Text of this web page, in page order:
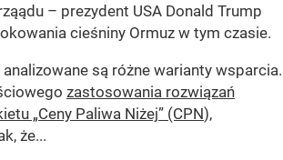
– prezydent USA Donald Trump
cieśniny Ormuz w tym czasie.
analizowane są różne warianty wsparcia.
zastosowania rozwiązań
„Ceny Paliwa Niżej” (CPN),
że...